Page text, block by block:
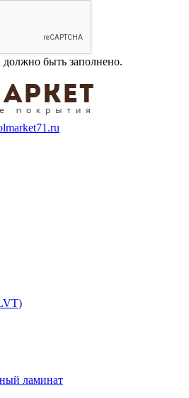
быть заполнено.
ламинат